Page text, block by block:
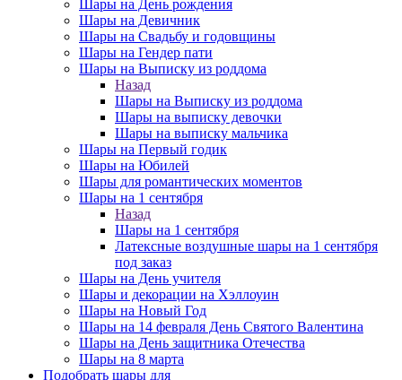
Шары на День рождения
Шары на Девичник
Шары на Свадьбу и годовщины
Шары на Гендер пати
Шары на Выписку из роддома
Назад
Шары на Выписку из роддома
Шары на выписку девочки
Шары на выписку мальчика
Шары на Первый годик
Шары на Юбилей
Шары для романтических моментов
Шары на 1 сентября
Назад
Шары на 1 сентября
Латексные воздушные шары на 1 сентября
под заказ
Шары на День учителя
Шары и декорации на Хэллоуин
Шары на Новый Год
Шары на 14 февраля День Святого Валентина
Шары на День защитника Отечества
Шары на 8 марта
Подобрать шары для